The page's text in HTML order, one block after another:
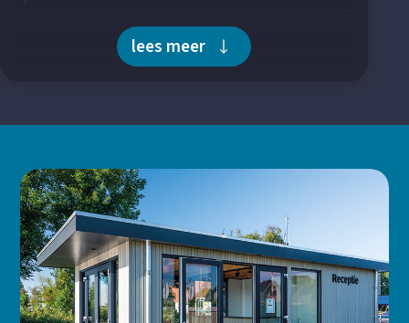
Vloerverwarming
Woonkamer
Smart TV
Zithoek
Open keuken
Ruime eettafel
lees meer